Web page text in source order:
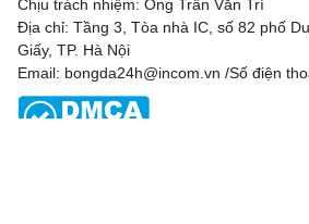
Chịu trách nhiệm: Ông Trần Văn Trí
Địa chỉ: Tầng 3, Tòa nhà IC, số 82 phố
Giấy, TP. Hà Nội
Email: bongda24h@incom.vn /Số điện